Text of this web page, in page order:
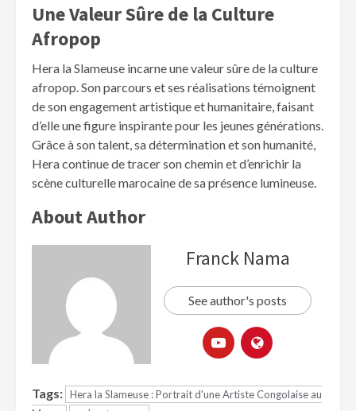
Une Valeur Sûre de la Culture
Afropop
Hera la Slameuse incarne une valeur sûre de la culture
afropop. Son parcours et ses réalisations témoignent
de son engagement artistique et humanitaire, faisant
d’elle une figure inspirante pour les jeunes générations.
Grâce à son talent, sa détermination et son humanité,
Hera continue de tracer son chemin et d’enrichir la
scène culturelle marocaine de sa présence lumineuse.
About Author
Franck Nama
See author's posts
Tags: Hera la Slameuse : Portrait d'une Artiste Congolaise au